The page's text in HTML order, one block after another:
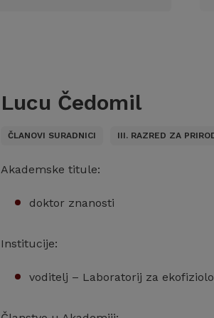
Lucu Čedomil
ČLANOVI SURADNICI III. RAZRED ZA
Akademske titule:
doktor znanosti
Institucije:
voditelj – Laboratorij za